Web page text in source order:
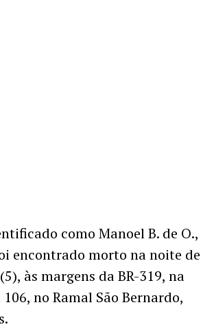
como Manoel B. de O.,
encontrado morto na noite de
às margens da BR-319, na
no Ramal São Bernardo,